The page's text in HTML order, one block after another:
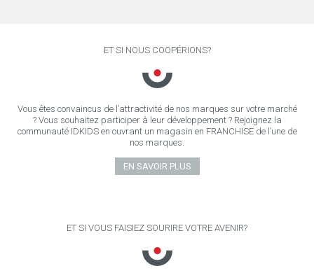
ET SI NOUS COOPÉRIONS?
Vous êtes convaincus de l’attractivité de nos marques sur votre marché
? Vous souhaitez participer à leur développement ? Rejoignez la
communauté IDKIDS en ouvrant un magasin en FRANCHISE de l’une de
nos marques.
EN SAVOIR PLUS
ET SI VOUS FAISIEZ SOURIRE VOTRE AVENIR?